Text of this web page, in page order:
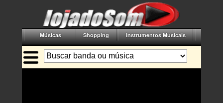
Músicas Shopping Instrumentos Musicais